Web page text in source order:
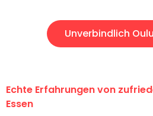
Unverbindlich
Echte Erfahrungen von
Essen